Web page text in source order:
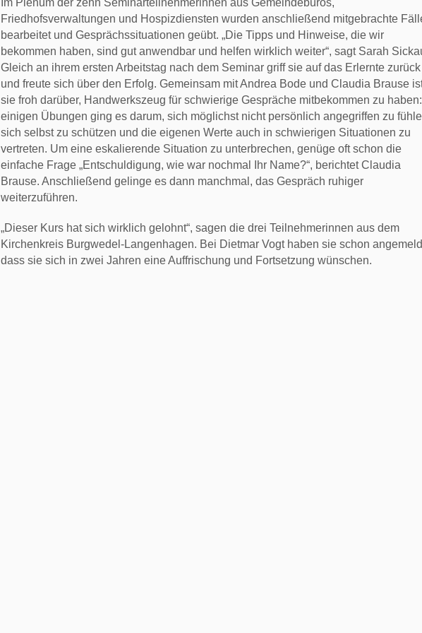
Im Plenum der zehn Seminarteilnehmerinnen aus Gemeindebüros,
Friedhofsverwaltungen und Hospizdiensten wurden anschließend mitgebrachte
bearbeitet und Gesprächssituationen geübt. „Die Tipps und Hinweise, die wir
bekommen haben, sind gut anwendbar und helfen wirklich weiter“, sagt Sarah
Gleich an ihrem ersten Arbeitstag nach dem Seminar griff sie auf das Erlernte
und freute sich über den Erfolg. Gemeinsam mit Andrea Bode und Claudia Brause
sie froh darüber, Handwerkszeug für schwierige Gespräche mitbekommen zu
einigen Übungen ging es darum, sich möglichst nicht persönlich angegriffen zu
sich selbst zu schützen und die eigenen Werte auch in schwierigen Situationen zu
vertreten. Um eine eskalierende Situation zu unterbrechen, genüge oft schon die
einfache Frage „Entschuldigung, wie war nochmal Ihr Name?“, berichtet Claudia
Brause. Anschließend gelinge es dann manchmal, das Gespräch ruhiger
weiterzuführen.
„Dieser Kurs hat sich wirklich gelohnt“, sagen die drei Teilnehmerinnen aus dem
Kirchenkreis Burgwedel-Langenhagen. Bei Dietmar Vogt haben sie schon
dass sie sich in zwei Jahren eine Auffrischung und Fortsetzung wünschen.